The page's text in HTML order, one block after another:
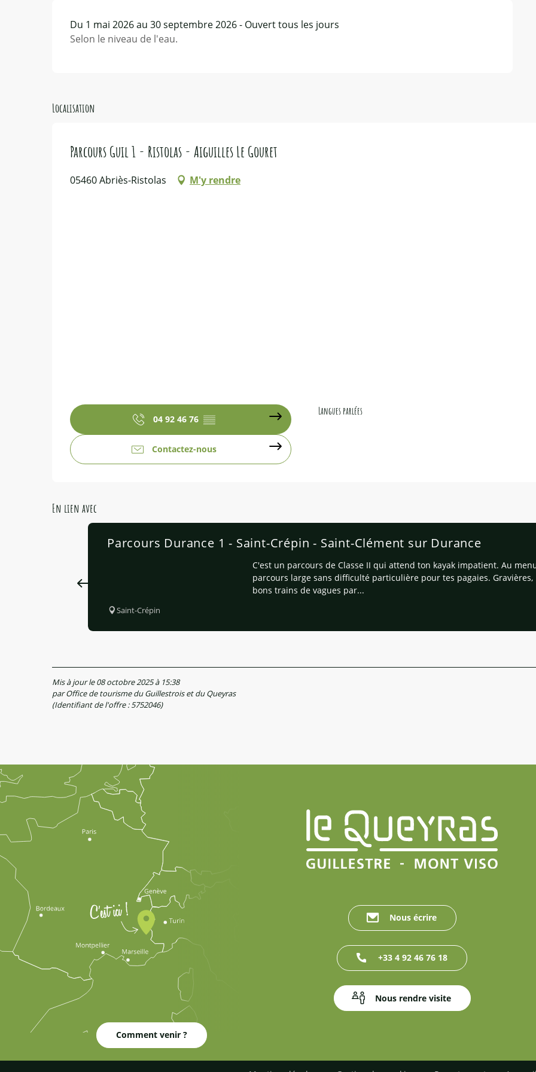
Du 1 mai 2026 au 30 septembre 2026 - Ouvert tous les jours
Selon le niveau de l'eau.
Localisation
Parcours Guil 1 - Ristolas - Aiguilles Le Gouret
05460 Abriès-Ristolas M'y rendre
04 92 46 76 ▒▒
Contactez-nous
Langues parlées
Langues parlées
En lien avec
Parcours Durance 1 - Saint-Crépin - Saint-Clément sur Durance
C'est un parcours de Classe II qui attend ton kayak impatient. Au
parcours large sans difficulté particulière pour tes pagaies. Gravières,
bons trains de vagues par...
Saint-Crépin
Mis à jour le 08 octobre 2025 à 15:38
par Office de tourisme du Guillestrois et du Queyras
(Identifiant de l'offre :5752046)
Comment venir ?
Nous écrire
+33 4 92 46 76 18
Nous rendre visite